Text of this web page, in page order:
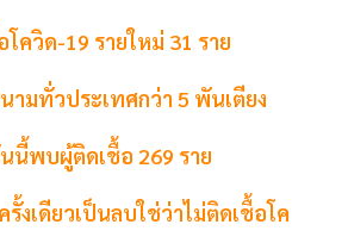
ควิด-19 รายใหม่ 31 ราย
ามทั่วประเทศกว่า 5 พันเตียง
นี้พบผู้ติดเชื้อ 269 ราย
รั้งเดียวเป็นลบใช่ว่าไม่ติดเชื้อโค